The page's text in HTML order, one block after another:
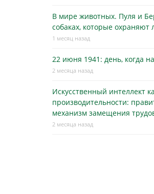
В мире животных. Пуля и
собаках, которые
1 месяц назад
22 июня 1941: день, когда
2 месяца назад
Искусственный интеллект
производительности:
механизм замещения
2 месяца назад